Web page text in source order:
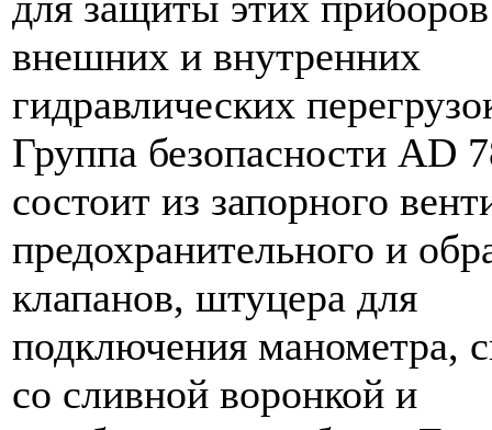
внешних и внутренних
гидравлических
Группа безопасности AD
состоит из запорного
предохранительного и
клапанов, штуцера для
подключения манометра,
со сливной воронкой и